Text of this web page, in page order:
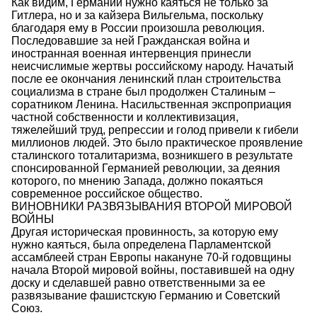
Как видим, Германии нужно каяться не только за
Гитлера, но и за кайзера Вильгельма, поскольку
благодаря ему в России произошла революция.
Последовавшие за ней Гражданская война и
иностранная военная интервенция принесли
неисчислимые жертвы российскому народу. Начатый
после ее окончания ленинский план строительства
социализма в стране был продолжен Сталиным –
соратником Ленина. Насильственная экспроприация
частной собственности и коллективизация,
тяжелейший труд, репрессии и голод привели к гибели
миллионов людей. Это было практическое проявление
сталинского тоталитаризма, возникшего в результате
спонсированной Германией революции, за деяния
которого, по мнению Запада, должно покаяться
современное российское общество.
ВИНОВНИКИ РАЗВЯЗЫВАНИЯ ВТОРОЙ МИРОВОЙ
ВОЙНЫ
Другая историческая провинность, за которую ему
нужно каяться, была определена Парламентской
ассамблеей стран Европы накануне 70-й годовщины
начала Второй мировой войны, поставившей на одну
доску и сделавшей равно ответственными за ее
развязывание фашистскую Германию и Советский
Союз.